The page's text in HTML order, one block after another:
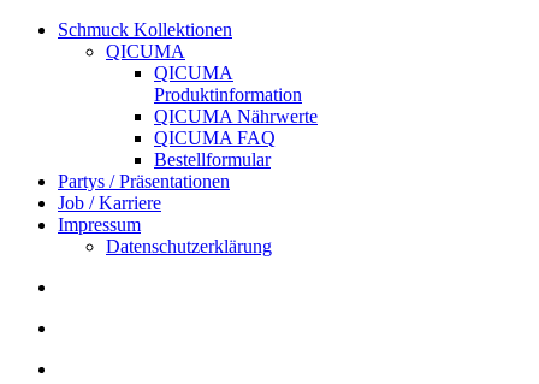
Schmuck Kollektionen
QICUMA
QICUMA
Produktinformation
QICUMA Nährwerte
QICUMA FAQ
Bestellformular
Partys / Präsentationen
Job / Karriere
Impressum
Datenschutzerklärung